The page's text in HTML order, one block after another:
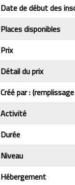
Date de début des
Places disponibles
Prix
Détail du prix
Créé par :
Activité
Durée
Niveau
Hébergement